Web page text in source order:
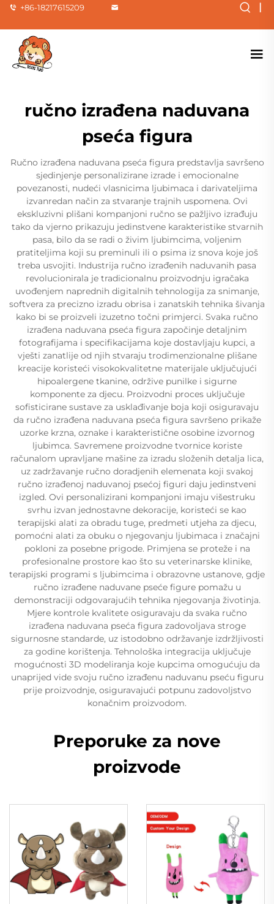
+86-18217615209 |
ručno izrađena naduvana
pseća figura
Ručno izrađena naduvana pseća figura predstavlja savršeno
sjedinjenje personalizirane izrade i emocionalne
povezanosti, nudeći vlasnicima ljubimaca i darivateljima
izvanredan način za stvaranje trajnih uspomena. Ovi
ekskluzivni plišani kompanjoni ručno se pažljivo izrađuju
tako da vjerno prikazuju jedinstvene karakteristike stvarnih
pasa, bilo da se radi o živim ljubimcima, voljenim
pratiteljima koji su preminuli ili o psima iz snova koje još
treba usvojiti. Industrija ručno izrađenih naduvanih pasa
revolucionirala je tradicionalnu proizvodnju igračaka
uvođenjem naprednih digitalnih tehnologija za snimanje,
softvera za precizno izradu obrisa i zanatskih tehnika šivanja
kako bi se proizveli izuzetno točni primjerci. Svaka ručno
izrađena naduvana pseća figura započinje detaljnim
fotografijama i specifikacijama koje dostavljaju kupci, a
vješti zanatlije od njih stvaraju trodimenzionalne plišane
kreacije koristeći visokokvalitetne materijale uključujući
hipoalergene tkanine, održive punilke i sigurne
komponente za djecu. Proizvodni proces uključuje
sofisticirane sustave za usklađivanje boja koji osiguravaju
da ručno izrađena naduvana pseća figura savršeno prikaže
uzorke krzna, oznake i karakteristične osobine izvornog
ljubimca. Savremene proizvodne tvornice koriste
računalom upravljane mašine za izradu složenih detalja lica,
uz zadržavanje ručno doradjenih elemenata koji svakoj
ručno izrađenoj naduvanoj psećoj figuri daju jedinstveni
izgled. Ovi personalizirani kompanjoni imaju višestruku
svrhu izvan jednostavne dekoracije, koristeći se kao
terapijski alati za obradu tuge, predmeti utjeha za djecu,
pomoćni alati za obuku o njegovanju ljubimaca i značajni
pokloni za posebne prigode. Primjena se proteže i na
profesionalne prostore kao što su veterinarske klinike,
terapijski programi s ljubimcima i obrazovne ustanove, gdje
ručno izrađene naduvane pseće figure pomažu u
demonstraciji odgovarajućih tehnika njegovanja životinja.
Mjere kontrole kvalitete osiguravaju da svaka ručno
izrađena naduvana pseća figura zadovoljava stroge
sigurnosne standarde, uz istodobno održavanje izdržljivosti
za godine korištenja. Tehnološka integracija uključuje
mogućnosti 3D modeliranja koje kupcima omogućuju da
unaprijed vide svoju ručno izrađenu naduvanu pseću figuru
prije proizvodnje, osiguravajući potpunu zadovoljstvo
konačnim proizvodom.
Preporuke za nove
proizvode